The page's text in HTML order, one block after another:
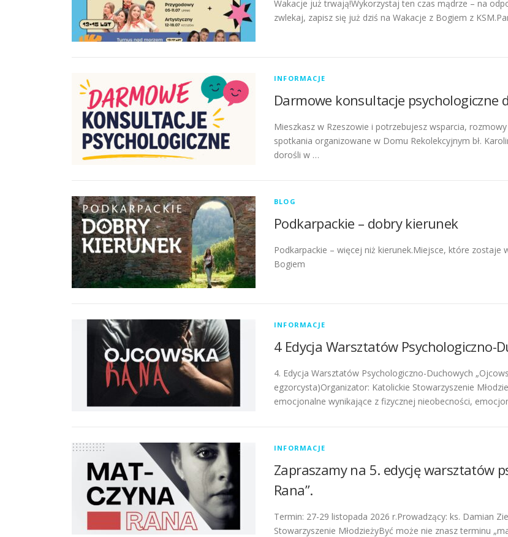
Wakacje już trwają!Wykorzystaj ten czas mądrze – na
zwlekaj, zapisz się już dziś na Wakacje z Bogiem z
INFORMACJE
Darmowe konsultacje psychologiczne
Mieszkasz w Rzeszowie i potrzebujesz wsparcia,
spotkania organizowane w Domu Rekolekcyjnym bł.
dorośli w …
BLOG
Podkarpackie – dobry kierunek
Podkarpackie – więcej niż kierunek.Miejsce, które
Bogiem
INFORMACJE
4 Edycja Warsztatów Psychologiczno-
4. Edycja Warsztatów Psychologiczno-Duchowych
egzorcysta)Organizator: Katolickie Stowarzyszenie
emocjonalne wynikające z fizycznej nieobecności,
INFORMACJE
Zapraszamy na 5. edycję warsztatów
Rana”.
Termin: 27-29 listopada 2026 r.Prowadzący: ks. Damian
Stowarzyszenie MłodzieżyByć może nie znasz terminu